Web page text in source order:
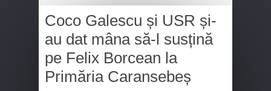
Coco Galescu și USR și-
au dat mâna să-l susțină
pe Felix Borcean la
Primăria Caransebeș